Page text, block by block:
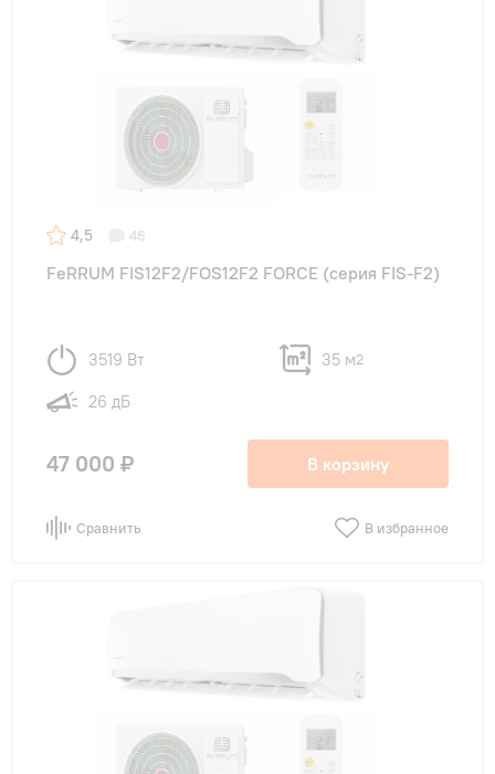
в студию
для офиса
+ Показать еще (1 вариант)
4,5 46
FeRRUM FIS12F2/FOS12F2 FORCE (cерия FIS-F2)
3519 Вт 35 м2
26 дБ
47 000 ₽ В корзину
Сравнить В избранное